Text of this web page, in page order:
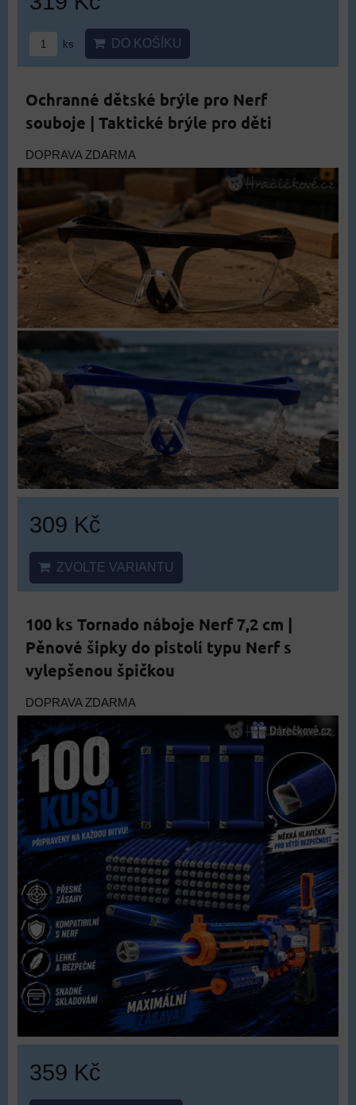
ks DO KOŠÍKU
Ochranné dětské brýle pro Nerf
souboje | Taktické brýle pro děti
DOPRAVA ZDARMA
309 Kč
ZVOLTE VARIANTU
100 ks Tornado náboje Nerf 7,2 cm |
Pěnové šipky do pistolí typu Nerf s
vylepšenou špičkou
DOPRAVA ZDARMA
359 Kč